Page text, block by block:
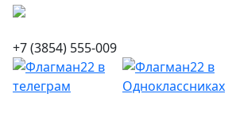
+7 (3854) 555-009